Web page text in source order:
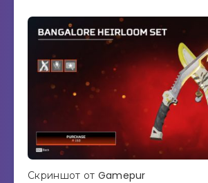
Скриншот от Gamepur